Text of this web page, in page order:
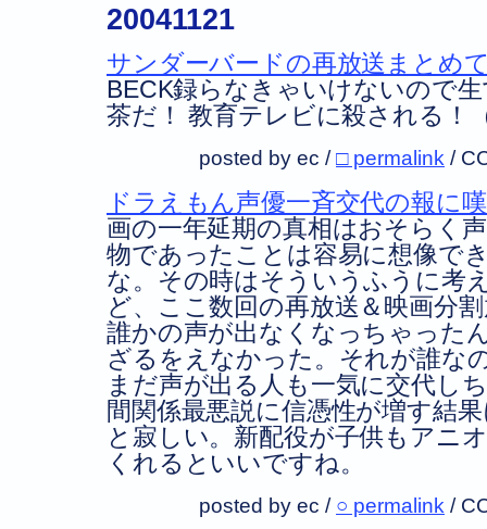
20041121
サンダーバードの再放送まとめ
BECK録らなきゃいけないので
茶だ！ 教育テレビに殺される！
posted by ec /□ permalink /
ドラえもん声優一斉交代の報に
画の一年延期の真相はおそらく
物であったことは容易に想像で
な。その時はそういうふうに考
ど、ここ数回の再放送＆映画分
誰かの声が出なくなっちゃった
ざるをえなかった。それが誰な
まだ声が出る人も一気に交代し
間関係最悪説に信憑性が増す結
と寂しい。新配役が子供もアニ
くれるといいですね。
posted by ec / ○ permalink /